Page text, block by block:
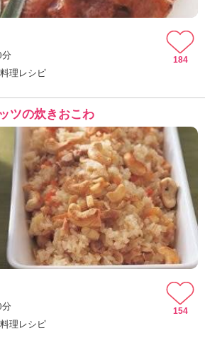
分
理レシピ
184
ツの炊きおこわ
分
理レシピ
154